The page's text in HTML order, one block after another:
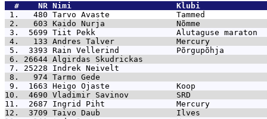
  #    NR
Nimi                      Klubi
1.   480 Tarvo Avaste              Tammed
2.   603 Kaido Nurja               Nõmme
3.  5699 Tiit Pekk                 Alutaguse maraton
4.   133 Andres Talver             Mercury
5.  3393 Rain Vellerind            Põrgupõhja
6. 26644 Algirdas Skudrickas
7. 25228 Indrek Neivelt
8.   974 Tarmo Gede
9.  1663 Heigo Ojaste              Koop
10.  4690 Vladimir Savinov          SRD
11.  2687 Ingrid Piht               Mercury
12.  3709 Taivo Daub                Ilves